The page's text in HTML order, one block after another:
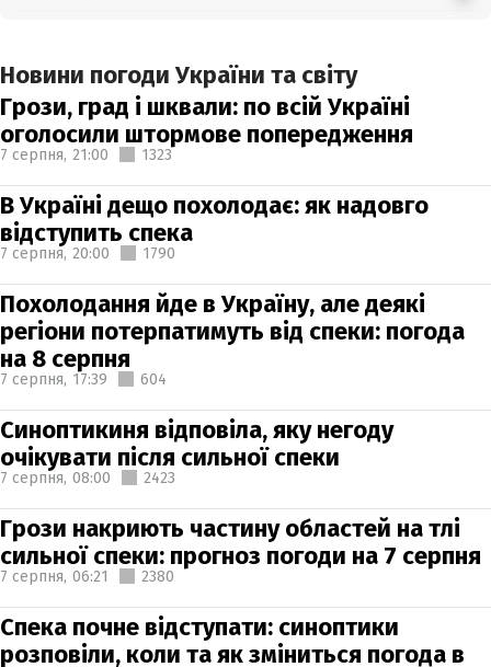
Новини погоди України та світу
Грози, град і шквали: по всій Україні
оголосили штормове попередження
7 серпня, 21:00 1323
В Україні дещо похолодає: як надовго
відступить спека
7 серпня, 20:00 1790
Похолодання йде в Україну, але деякі
регіони потерпатимуть від спеки: погода
на 8 серпня
7 серпня, 17:39 604
Синоптикиня відповіла, яку негоду
очікувати після сильної спеки
7 серпня, 08:00 2423
Грози накриють частину областей на тлі
сильної спеки: прогноз погоди на 7 серпня
7 серпня, 06:21 2380
Спека почне відступати: синоптики
розповіли, коли та як зміниться погода в